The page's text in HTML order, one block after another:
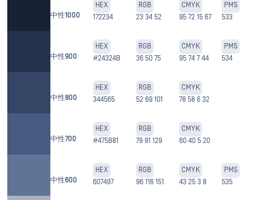
中性1000
HEX
172234
RGB
23 34 52
CMYK
95 72 15 67
PMS
533
中性900
HEX
#24324B
RGB
36 50 75
CMYK
95 74 7 44
PMS
534
中性800
HEX
344565
RGB
52 69 101
CMYK
78 58 6 32
中性700
HEX
#475B81
RGB
79 91 129
CMYK
60 40 5 20
中性600
HEX
607497
RGB
96 116 151
CMYK
43 25 3 8
PMS
535